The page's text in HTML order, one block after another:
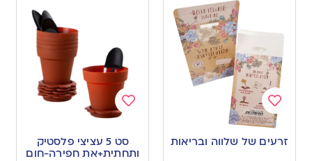
Add
to
זרעים של שלווה ובריאות
Add
wishlist
סט 5 עציצי פלסטיק
ותחתית+את חפירה-חום